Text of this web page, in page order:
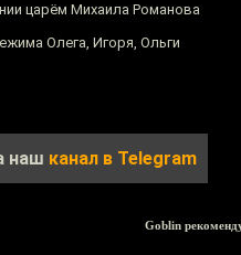
царём Михаила Романова
Олега, Игоря, Ольги
наш канал в Telegram
Goblin